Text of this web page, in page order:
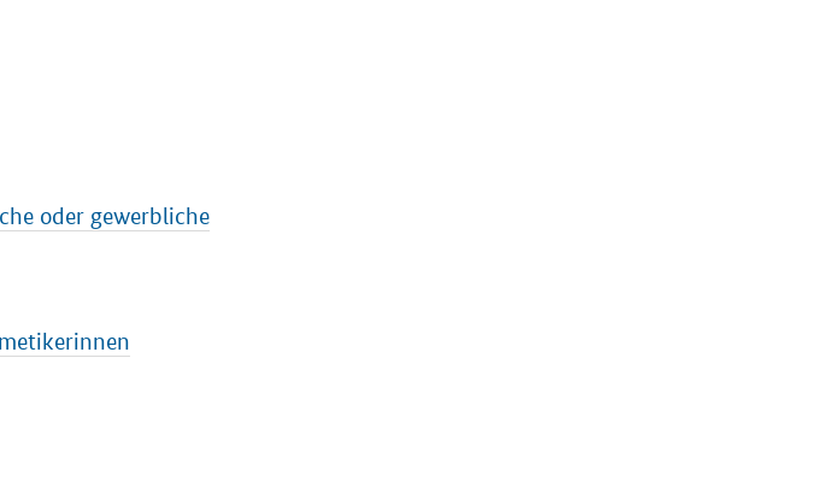
oder gewerbliche